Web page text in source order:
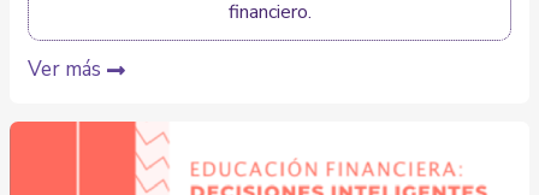
financiero.
Ver más